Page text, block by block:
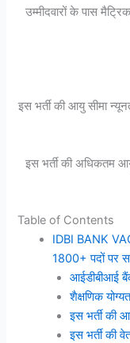
उम्मीदवारों के पास
इस भर्ती की आयु सीमा
इस भर्ती की अधिकतम
Table of Contents
IDBI BANK
1800+ पदों पर
आईडीबीआई
शैक्षणिक
इस भर्ती की
इस भर्ती की